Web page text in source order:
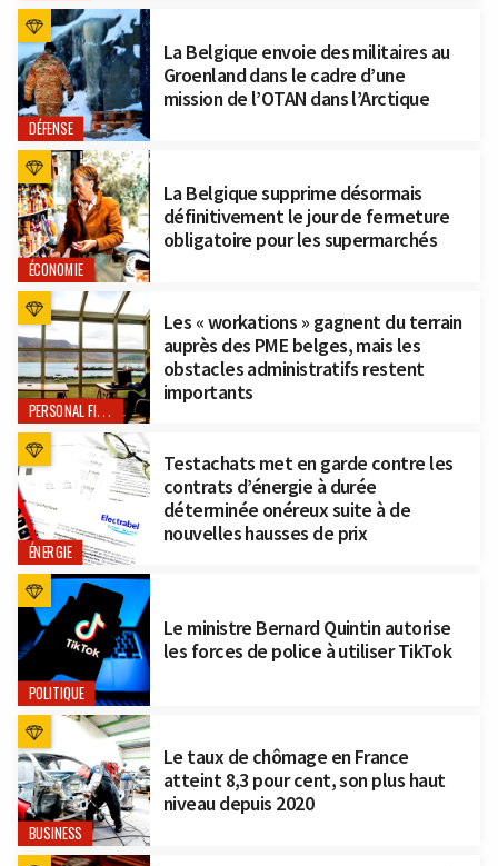
DÉFENSE
La Belgique envoie des militaires au
Groenland dans le cadre d’une
mission de l’OTAN dans l’Arctique
ÉCONOMIE
La Belgique supprime désormais
définitivement le jour de fermeture
obligatoire pour les supermarchés
PERSONAL FINANCE
Les « workations » gagnent du terrain
auprès des PME belges, mais les
obstacles administratifs restent
importants
ÉNERGIE
Testachats met en garde contre les
contrats d’énergie à durée
déterminée onéreux suite à de
nouvelles hausses de prix
POLITIQUE
Le ministre Bernard Quintin autorise
les forces de police à utiliser TikTok
BUSINESS
Le taux de chômage en France
atteint 8,3 pour cent, son plus haut
niveau depuis 2020